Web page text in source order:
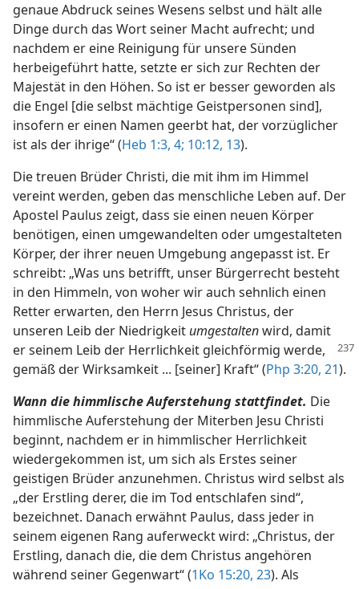
genaue Abdruck seines Wesens selbst und hält alle
Dinge durch das Wort seiner Macht aufrecht; und
nachdem er eine Reinigung für unsere Sünden
herbeigeführt hatte, setzte er sich zur Rechten der
Majestät in den Höhen. So ist er besser geworden als
die Engel [die selbst mächtige Geistpersonen sind],
insofern er einen Namen geerbt hat, der vorzüglicher
ist als der ihrige“ (Heb 1:3, 4; 10:12, 13).
Die treuen Brüder Christi, die mit ihm im Himmel
vereint werden, geben das menschliche Leben auf. Der
Apostel Paulus zeigt, dass sie einen neuen Körper
benötigen, einen umgewandelten oder umgestalteten
Körper, der ihrer neuen Umgebung angepasst ist. Er
schreibt: „Was uns betrifft, unser Bürgerrecht besteht
in den Himmeln, von woher wir auch sehnlich einen
Retter erwarten, den Herrn Jesus Christus, der
unseren Leib der Niedrigkeit umgestaltenwird, damit
er seinem Leib der Herrlichkeit gleichförmig werde,
gemäß der Wirksamkeit ... [seiner] Kraft“ (Php 3:20, 21).
Wann die himmlische Auferstehung stattfindet. Die
himmlische Auferstehung der Miterben Jesu Christi
beginnt, nachdem er in himmlischer Herrlichkeit
wiedergekommen ist, um sich als Erstes seiner
geistigen Brüder anzunehmen. Christus wird selbst als
„der Erstling derer, die im Tod entschlafen sind“,
bezeichnet. Danach erwähnt Paulus, dass jeder in
seinem eigenen Rang auferweckt wird: „Christus, der
Erstling, danach die, die dem Christus angehören
während seiner Gegenwart“ (1Ko 15:20, 23). Als